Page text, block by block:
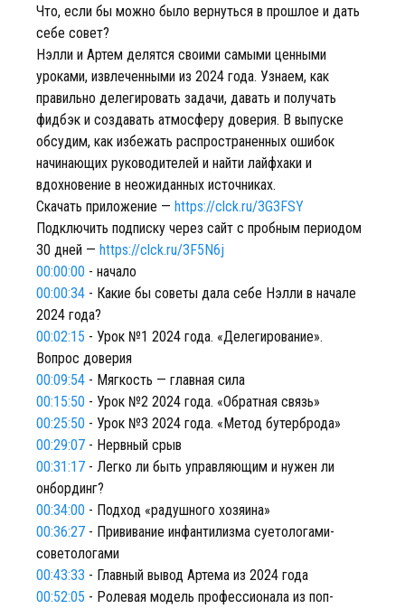
Что, если бы можно было вернуться в прошлое и дать
себе совет?
Нэлли и Артем делятся своими самыми ценными
уроками, извлеченными из 2024 года. Узнаем, как
правильно делегировать задачи, давать и получать
фидбэк и создавать атмосферу доверия. В выпуске
обсудим, как избежать распространенных ошибок
начинающих руководителей и найти лайфхаки и
вдохновение в неожиданных источниках.
Скачать приложение — https://clck.ru/3G3FSY
Подключить подписку через сайт с пробным периодом
30 дней — https://clck.ru/3F5N6j
00:00:00 - начало
00:00:34 - Какие бы советы дала себе Нэлли в начале
2024 года?
00:02:15 - Урок №1 2024 года. «Делегирование».
Вопрос доверия
00:09:54 - Мягкость — главная сила
00:15:50 - Урок №2 2024 года. «Обратная связь»
00:25:50 - Урок №3 2024 года. «Метод бутерброда»
00:29:07 - Нервный срыв
00:31:17 - Легко ли быть управляющим и нужен ли
онбординг?
00:34:00 - Подход «радушного хозяина»
00:36:27 - Прививание инфантилизма суетологами-
советологами
00:43:33 - Главный вывод Артема из 2024 года
00:52:05 - Ролевая модель профессионала из поп-